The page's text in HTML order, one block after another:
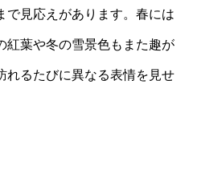
で見応えがあります。春には
紅葉や冬の雪景色もまた趣が
れるたびに異なる表情を見せ